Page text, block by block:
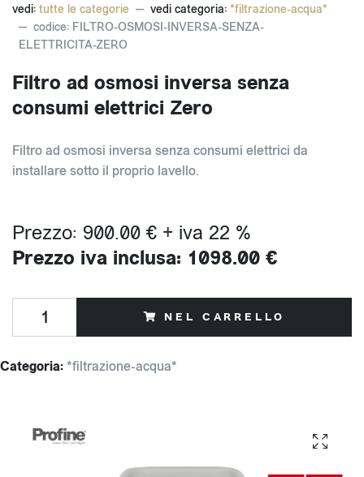
vedi: tutte le categorie vedi categoria: *filtrazione-acqua*
codice: FILTRO-OSMOSI-INVERSA-SENZA-
ELETTRICITA-ZERO
Filtro ad osmosi inversa senza
consumi elettrici Zero
Filtro ad osmosi inversa senza consumi elettrici da
installare sotto il proprio lavello.
Prezzo: 900.00 € + iva 22 %
Prezzo iva inclusa: 1098.00 €
NEL CARRELLO
Categoria: *filtrazione-acqua*